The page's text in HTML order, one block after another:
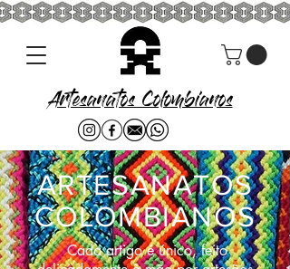
Artesanatos Colombianos
ARTESANATOS
COLOMBIANOS
Cada artigo é único, feito